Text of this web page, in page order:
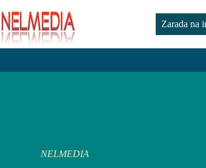
na
sadržaj
Zarada na
NELMEDIA